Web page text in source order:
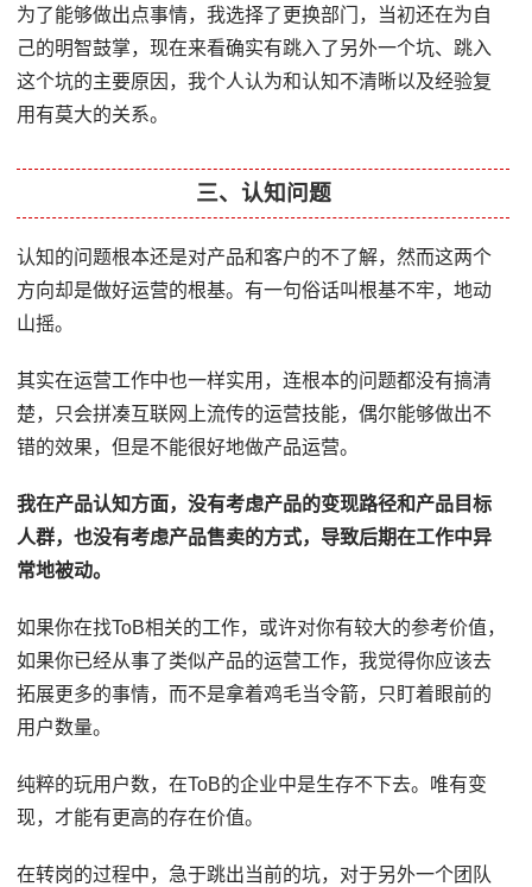
为了能够做出点事情，我选择了更换部门，当初还在为自
己的明智鼓掌，现在来看确实有跳入了另外一个坑、跳入
这个坑的主要原因，我个人认为和认知不清晰以及经验复
用有莫大的关系。
三、认知问题
认知的问题根本还是对产品和客户的不了解，然而这两个
方向却是做好运营的根基。有一句俗话叫根基不牢，地动
山摇。
其实在运营工作中也一样实用，连根本的问题都没有搞清
楚，只会拼凑互联网上流传的运营技能，偶尔能够做出不
错的效果，但是不能很好地做产品运营。
我在产品认知方面，没有考虑产品的变现路径和产品目标
人群，也没有考虑产品售卖的方式，导致后期在工作中异
常地被动。
如果你在找ToB相关的工作，或许对你有较大的参考价值，
如果你已经从事了类似产品的运营工作，我觉得你应该去
拓展更多的事情，而不是拿着鸡毛当令箭，只盯着眼前的
用户数量。
纯粹的玩用户数，在ToB的企业中是生存不下去。唯有变
现，才能有更高的存在价值。
在转岗的过程中，急于跳出当前的坑，对于另外一个团队